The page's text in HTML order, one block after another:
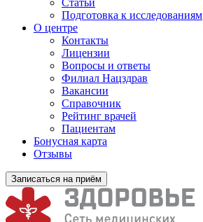
Статьи
Подготовка к исследованиям
О центре
Контакты
Лицензии
Вопросы и ответы
Филиал Нацздрав
Вакансии
Справочник
Рейтинг врачей
Пациентам
Бонусная карта
Отзывы
Записаться на приём